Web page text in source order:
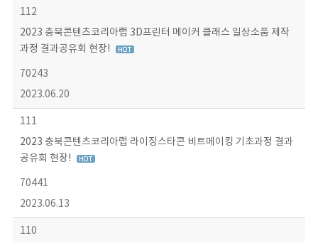
112
2023 충북콘텐츠코리아랩 3D프린터 메이커 클래스 일상소품 제작
과정 결과공유회 현장!
70243
2023.06.20
111
2023 충북콘텐츠코리아랩 라이징스타콘 비트메이킹 기초과정 결과
공유회 현장!
70441
2023.06.13
110